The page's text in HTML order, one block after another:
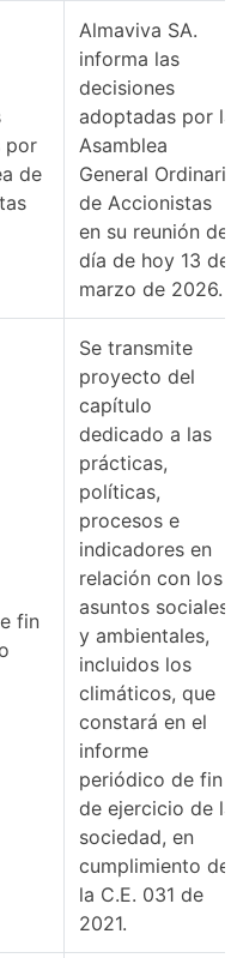
por
de
Almaviva SA.
informa las
decisiones
adoptadas por la
Asamblea
General Ordinaria
de Accionistas
en su reunión del
día de hoy 13 de
marzo de 2026.
fin
Se transmite
proyecto del
capítulo
dedicado a las
prácticas,
políticas,
procesos e
indicadores en
relación con los
asuntos sociales
y ambientales,
incluidos los
climáticos, que
constará en el
informe
periódico de fin
de ejercicio de la
sociedad, en
cumplimiento de
la C.E. 031 de
2021.